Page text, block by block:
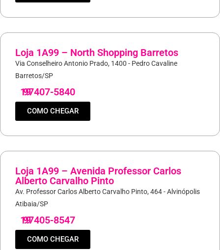
Loja 1A99 – North Shopping Barretos
Via Conselheiro Antonio Prado, 1400 - Pedro Cavaline
Barretos/SP
19
97407-5840
COMO CHEGAR
Loja 1A99 – Avenida Professor Carlos
Alberto Carvalho Pinto
Av. Professor Carlos Alberto Carvalho Pinto, 464 - Alvinópolis
Atibaia/SP
19
97405-8547
COMO CHEGAR